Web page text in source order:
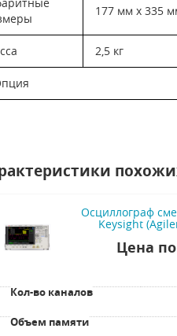
177 мм х 335
2,5 кг
Осциллограф
Keysight
Цена
Кол-во каналов
Объем памяти